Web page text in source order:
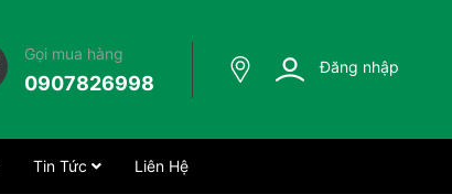
Gọi mua hàng
0907826998
Đăng nhập
Tin Tức Liên Hệ